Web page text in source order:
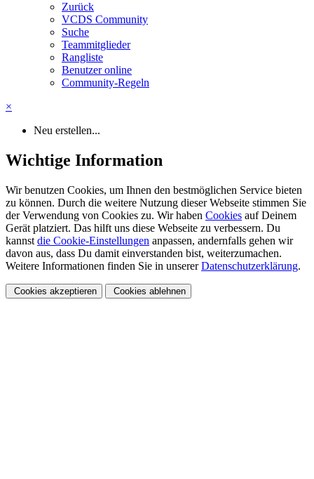
Zurück
VCDS Community
Suche
Teammitglieder
Rangliste
Benutzer online
Community-Regeln
×
Neu erstellen...
Wichtige Information
Wir benutzen Cookies, um Ihnen den bestmöglichen Service bieten
zu können. Durch die weitere Nutzung dieser Webseite stimmen Sie
der Verwendung von Cookies zu. Wir haben Cookies auf Deinem
Gerät platziert. Das hilft uns diese Webseite zu verbessern. Du
kannst die Cookie-Einstellungen anpassen, andernfalls gehen wir
davon aus, dass Du damit einverstanden bist, weiterzumachen.
Weitere Informationen finden Sie in unsererDatenschutzerklärung.
Cookies akzeptieren Cookies ablehnen